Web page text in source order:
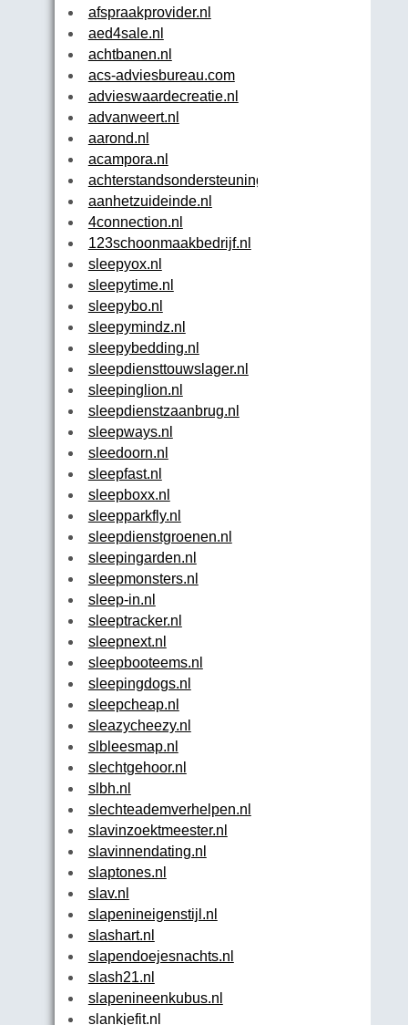
afspraakprovider.nl
aed4sale.nl
achtbanen.nl
acs-adviesbureau.com
advieswaardecreatie.nl
advanweert.nl
aarond.nl
acampora.nl
achterstandsondersteuningsfonds.nl
aanhetzuideinde.nl
4connection.nl
123schoonmaakbedrijf.nl
sleepyox.nl
sleepytime.nl
sleepybo.nl
sleepymindz.nl
sleepybedding.nl
sleepdiensttouwslager.nl
sleepinglion.nl
sleepdienstzaanbrug.nl
sleepways.nl
sleedoorn.nl
sleepfast.nl
sleepboxx.nl
sleepparkfly.nl
sleepdienstgroenen.nl
sleepingarden.nl
sleepmonsters.nl
sleep-in.nl
sleeptracker.nl
sleepnext.nl
sleepbooteems.nl
sleepingdogs.nl
sleepcheap.nl
sleazycheezy.nl
slbleesmap.nl
slechtgehoor.nl
slbh.nl
slechteademverhelpen.nl
slavinzoektmeester.nl
slavinnendating.nl
slaptones.nl
slav.nl
slapenineigenstijl.nl
slashart.nl
slapendoejesnachts.nl
slash21.nl
slapenineenkubus.nl
slankjefit.nl